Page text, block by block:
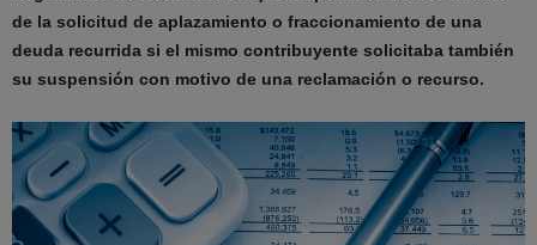
de la solicitud de aplazamiento o fraccionamiento de una
deuda recurrida si el mismo contribuyente solicitaba también
su suspensión con motivo de una reclamación o recurso.